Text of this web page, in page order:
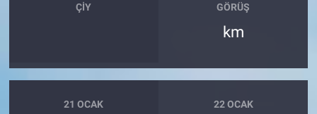
ÇIY GÖRÜŞ
km
21 OCAK 22 OCAK